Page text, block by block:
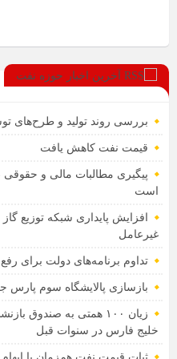
آخرین اخبار حوزه نفت
بررسی روند تولید و طرح‌های
قیمت نفت کاهش یافت
پیگیری مطالبات مالی و
است
افزایش پایداری شبکه توزیع گاز
غیرعامل
تداوم برنامه‌های دولت برای
بازسازی پالایشگاه سوم پارس
زیان ۱۰۰ همتی به
خلیج فارس در سنوات قبل